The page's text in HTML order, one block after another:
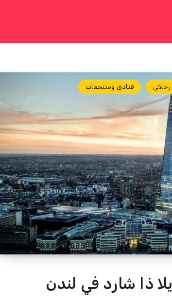
رحلاتي فنادق ومنتجعات
ذا شارد في لندن